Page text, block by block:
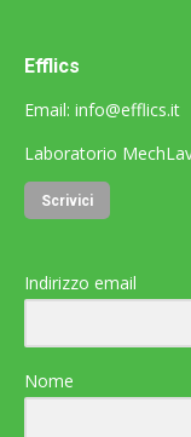
Efflics
Email: info@efflics.it
Laboratorio
Scrivici
Indirizzo email
Nome